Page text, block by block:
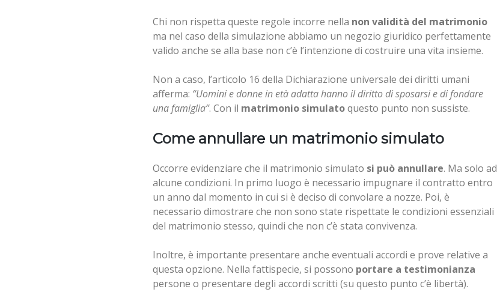
Chi non rispetta queste regole incorre nella non validità del matrimonio
ma nel caso della simulazione abbiamo un negozio giuridico perfettamente
valido anche se alla base non c’è l’intenzione di costruire una vita insieme.
Non a caso, l’articolo 16 della Dichiarazione universale dei diritti umani
afferma: “Uomini e donne in età adatta hanno il diritto di sposarsi e di fondare
una famiglia”. Con il matrimonio simulatoquesto punto non sussiste.
Come annullare un matrimonio simulato
Occorre evidenziare che il matrimonio simulato si può annullare. Ma solo ad
alcune condizioni. In primo luogo è necessario impugnare il contratto entro
un anno dal momento in cui si è deciso di convolare a nozze. Poi, è
necessario dimostrare che non sono state rispettate le condizioni essenziali
del matrimonio stesso, quindi che non c’è stata convivenza.
Inoltre, è importante presentare anche eventuali accordi e prove relative a
questa opzione. Nella fattispecie, si possono portare a testimonianza
persone o presentare degli accordi scritti (su questo punto c’è libertà).